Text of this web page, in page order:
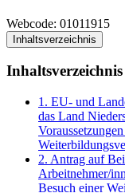
Webcode: 01011915
Inhaltsverzeichnis
Inhaltsverzeichnis
1. EU- und
das Land
2. Antrag auf
Arbeitnehmer/
Besuch einer